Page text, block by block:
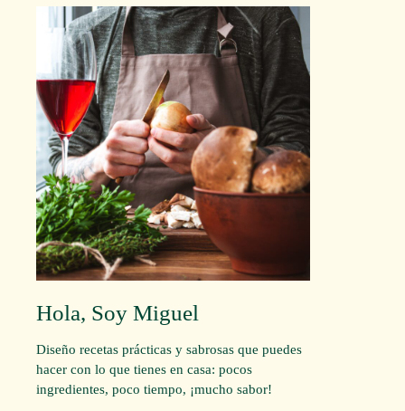
Hola, Soy Miguel
Diseño recetas prácticas y sabrosas que puedes
hacer con lo que tienes en casa: pocos
ingredientes, poco tiempo, ¡mucho sabor!